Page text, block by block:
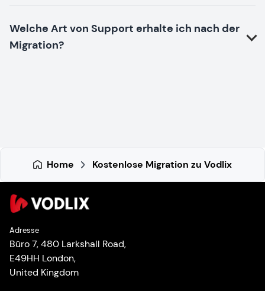
Welche Art von Support erhalte ich nach der
Migration?
Your migration request has been sent
successfully. Our team will contact you within
Home Kostenlose Migration zu Vodlix
Adresse
Büro 7, 480 Larkshall Road,
E49HH London,
United Kingdom